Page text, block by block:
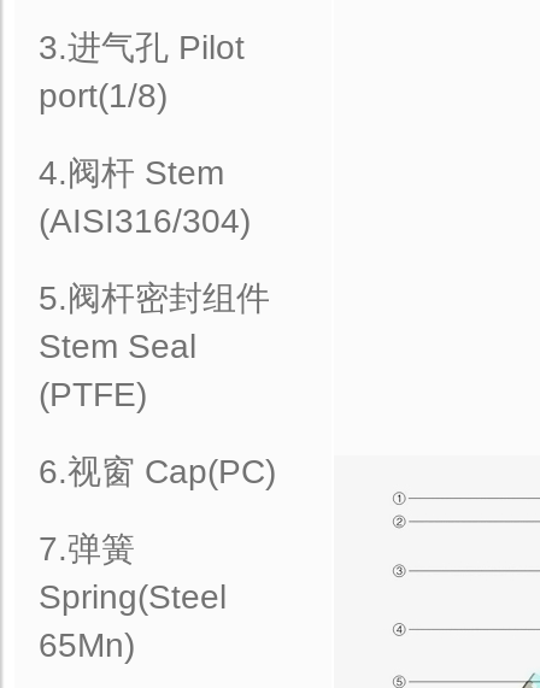
3.进气孔 Pilot
port(1/8)
4.阀杆 Stem
(AISI316/304)
5.阀杆密封组件
Stem Seal
(PTFE)
6.视窗 Cap(PC)
7.弹簧
Spring(Steel
65Mn)